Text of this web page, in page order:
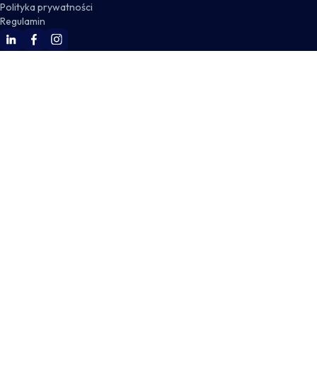
Polityka prywatności
Regulamin
WSKZ Linkedin
WSKZ Facebook
WSKZ Instagram